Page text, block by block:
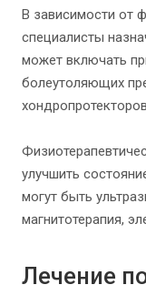
В зависимости от
специалисты
может включать
болеутоляющих
улучшить
могут быть
магнитотерапия,
Лечение